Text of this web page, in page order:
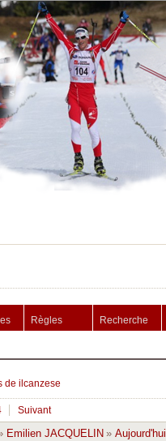
Règles Recherche
de ilcanzese
Suivant
Emilien JACQUELIN »